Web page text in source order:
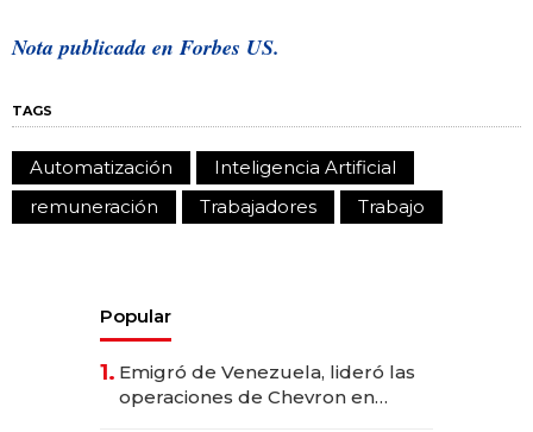
Nota publicada en Forbes US.
TAGS
Automatización
Inteligencia Artificial
remuneración
Trabajadores Trabajo
Popular
1. Emigró de Venezuela, lideró las
operaciones de Chevron en